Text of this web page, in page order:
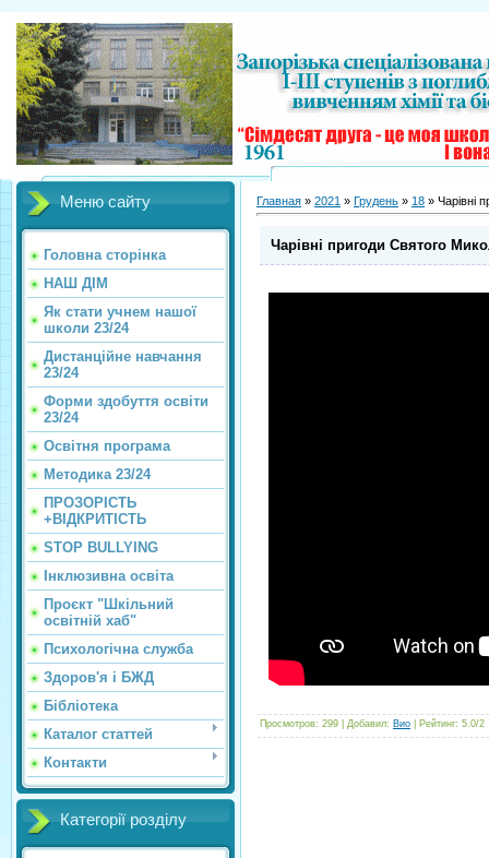
Меню сайту
Головна сторінка
НАШ ДІМ
Як стати учнем нашої
школи 23/24
Дистанційне навчання
23/24
Форми здобуття освіти
23/24
Освітня програма
Методика 23/24
ПРОЗОРІСТЬ
+ВІДКРИТІСТЬ
STOP BULLYING
Інклюзивна освіта
Проєкт "Шкільний
освітній хаб"
Психологічна служба
Здоров'я і БЖД
Бібліотека
Каталог статтей
Контакти
Категорії розділу
Главная » 2021 » Грудень » 18 » Чарівні
Чарівні пригоди Святого
Просмотров: 299 Добавил: Вио Рейтинг: 5.0/2